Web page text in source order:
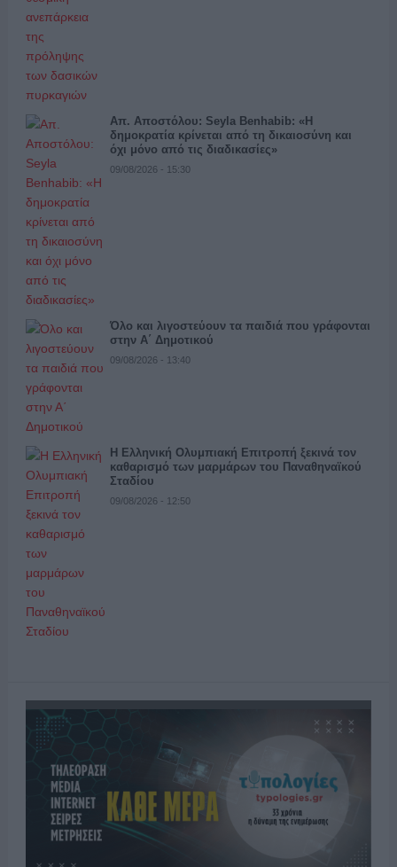
Απ. Αποστόλου: Seyla Benhabib: «Η
δημοκρατία κρίνεται από τη δικαιοσύνη και
όχι μόνο από τις διαδικασίες»
09/08/2026 - 15:30
Όλο και λιγοστεύουν τα παιδιά που γράφονται
στην Α΄ Δημοτικού
09/08/2026 - 13:40
Η Ελληνική Ολυμπιακή Επιτροπή ξεκινά τον
καθαρισμό των μαρμάρων του Παναθηναϊκού
Σταδίου
09/08/2026 - 12:50